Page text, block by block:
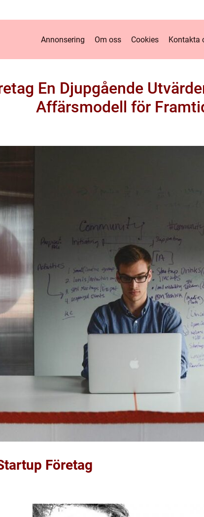
Annonsering Om oss Cookies Kontakta
En Djupgående
Affärsmodell för
Företag